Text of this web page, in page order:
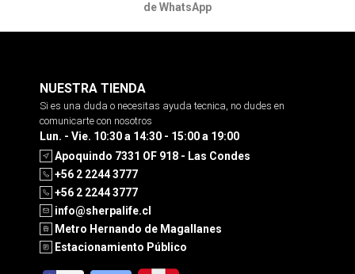
de WhatsApp
NUESTRA TIENDA
Si es una duda o necesitas ayuda tecnica, no dudes en
comunicarte con nosotros
Lun. - Vie. 10:30 a 14:30 - 15:00 a 19:00
Apoquindo 7331 OF 918 - Las Condes
+56 2 2244 3777
+56 2 2244 3777
info@sherpalife.cl
Metro Hernando de Magallanes
Estacionamiento Público